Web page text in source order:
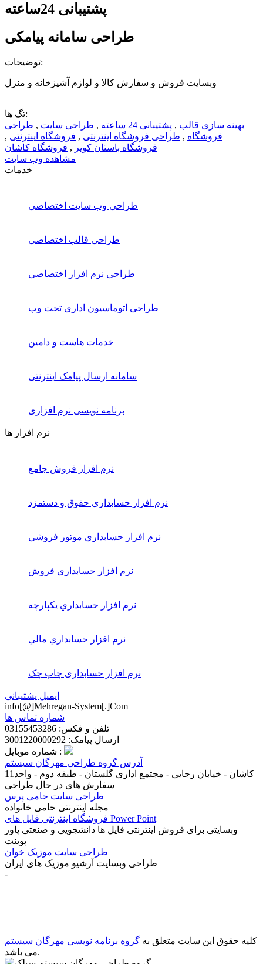
پشتیبانی 24ساعته
طراحی سامانه پیامکی
توضیحات:
وبسایت فروش و سفارش کالا و لوازم آشپزخانه و منزل
تگ ها:
بهینه سازی قالب , پشتیبانی 24 ساعته , طراحی سایت , طراحی
فروشگاه , طراحی فروشگاه اینترنتی , فروشگاه اینترنتی ,
فروشگاه باستان کویر , فروشگاه کاشان
مشاهده وب سایت
خدمات
طراحی وب سایت اختصاصی
طراحی قالب اختصاصی
طراحی نرم افزار اختصاصی
طراحی اتوماسیون اداری تحت وب
خدمات هاست و دامین
سامانه ارسال پیامک اینترنتی
برنامه نویسی نرم افزاری
نرم افزار ها
نرم افزار فروش جامع
نرم افزار حسابداری حقوق و دستمزد
نرم افزار حسابداري موتور فروشي
نرم افزار حسابداری فروش
نرم افزار حسابداري يكپارچه
نرم افزار حسابداري مالي
نرم افزار حسابداری چاپ چک
ایمیل پشتیبانی
info[@]Mehregan-System[.]Com
شماره تماس ها
تلفن و فکس: 03155453286
ارسال پیامک: 3001220000292
شماره موبایل :
آدرس گروه طراحی مهرگان سیستم
کاشان - خیابان رجایی - مجتمع اداری گلستان - طبقه دوم - واحد11
سفارش های در حال طراحی
طراحی سایت حامی پرس
مجله اینترنتی حامی خانواده
فروشگاه اینترنتی فایل های Power Point
وبسایتی برای فروش اینترنتی فایل ها دانشجویی و صنعتی پاور
پوینت
طراحی سایت موزیک خوان
طراحی وبسایت آرشیو موزیک های ایران
-
کلیه حقوق این سایت متعلق به گروه برنامه نویسی مهرگان سیستم
می باشد.